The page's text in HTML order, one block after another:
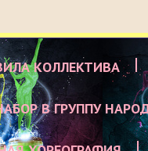
КОЛЛЕКТИВА
В ГРУППУ